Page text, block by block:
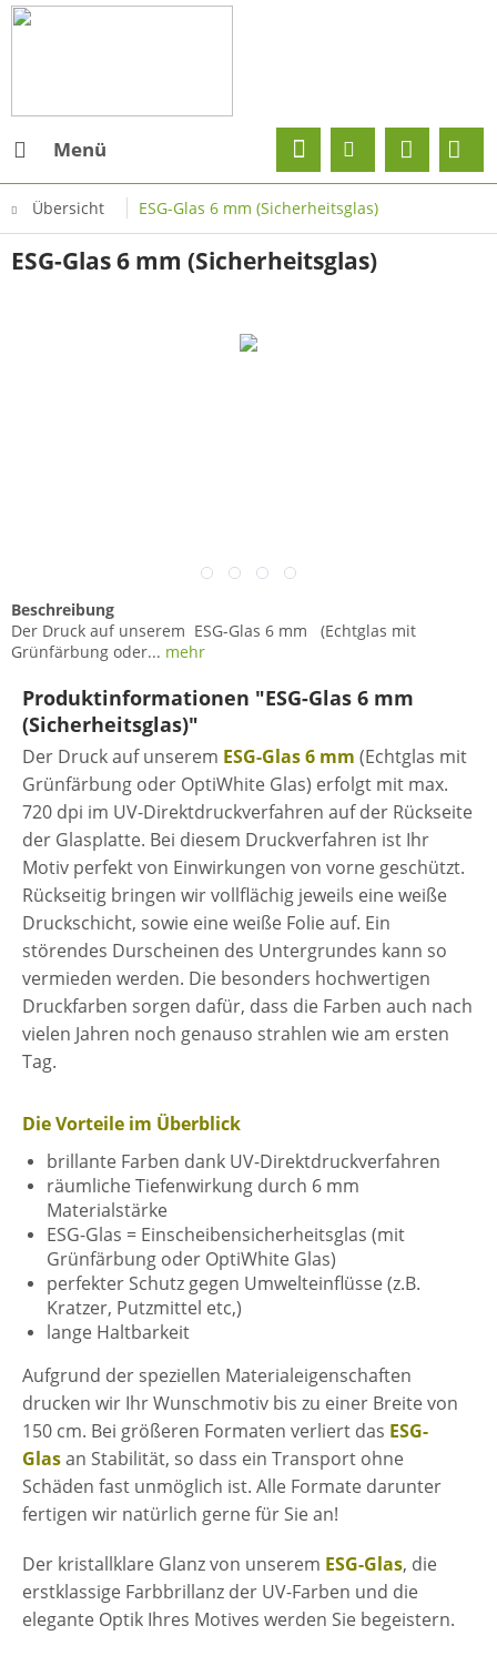
Menü
Übersicht ESG-Glas 6 mm (Sicherheitsglas)
ESG-Glas 6 mm (Sicherheitsglas)
Beschreibung
Der Druck auf unserem ESG-Glas 6 mm (Echtglas mit
Grünfärbung oder... mehr
Produktinformationen "ESG-Glas 6 mm
(Sicherheitsglas)"
Der Druck auf unserem ESG-Glas 6 mm (Echtglas mit
Grünfärbung oder OptiWhite Glas) erfolgt mit max.
720 dpi im UV-Direktdruckverfahren auf der Rückseite
der Glasplatte. Bei diesem Druckverfahren ist Ihr
Motiv perfekt von Einwirkungen von vorne geschützt.
Rückseitig bringen wir vollflächig jeweils eine weiße
Druckschicht, sowie eine weiße Folie auf. Ein
störendes Durscheinen des Untergrundes kann so
vermieden werden. Die besonders hochwertigen
Druckfarben sorgen dafür, dass die Farben auch nach
vielen Jahren noch genauso strahlen wie am ersten
Tag.
Die Vorteile im Überblick
brillante Farben dank UV-Direktdruckverfahren
räumliche Tiefenwirkung durch 6 mm
Materialstärke
ESG-Glas = Einscheibensicherheitsglas (mit
Grünfärbung oder OptiWhite Glas)
perfekter Schutz gegen Umwelteinflüsse (z.B.
Kratzer, Putzmittel etc,)
lange Haltbarkeit
Aufgrund der speziellen Materialeigenschaften
drucken wir Ihr Wunschmotiv bis zu einer Breite von
150 cm. Bei größeren Formaten verliert das ESG-
Glasan Stabilität, so dass ein Transport ohne
Schäden fast unmöglich ist. Alle Formate darunter
fertigen wir natürlich gerne für Sie an!
Der kristallklare Glanz von unserem ESG-Glas, die
erstklassige Farbbrillanz der UV-Farben und die
elegante Optik Ihres Motives werden Sie begeistern.